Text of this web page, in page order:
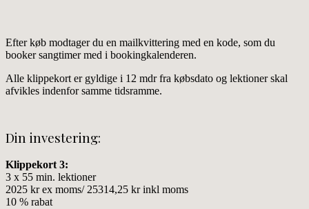
Efter køb modtager du en mailkvittering med en kode, som du
booker sangtimer med i bookingkalenderen.
Alle klippekort er gyldige i 12 mdr fra købsdato og lektioner skal
afvikles indenfor samme tidsramme.
Din investering:
Klippekort 3:
3 x 55 min. lektioner
2025 kr ex moms/ 25314,25 kr inkl moms
10 % rabat